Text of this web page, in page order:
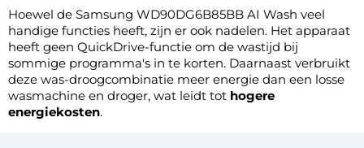
Hoewel de Samsung WD90DG6B85BB AI Wash veel
handige functies heeft, zijn er ook nadelen. Het apparaat
heeft geen QuickDrive-functie om de wastijd bij
sommige programma's in te korten. Daarnaast verbruikt
deze was-droogcombinatie meer energie dan een losse
wasmachine en droger, wat leidt tot hogere
energiekosten.